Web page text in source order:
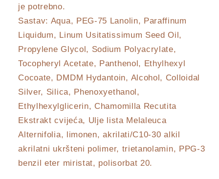
je potrebno.
Sastav: Aqua, PEG-75 Lanolin, Paraffinum
Liquidum, Linum Usitatissimum Seed Oil,
Propylene Glycol, Sodium Polyacrylate,
Tocopheryl Acetate, Panthenol, Ethylhexyl
Cocoate, DMDM Hydantoin, Alcohol, Colloidal
Silver, Silica, Phenoxyethanol,
Ethylhexylglicerin, Chamomilla Recutita
Ekstrakt cvijeća, Ulje lista Melaleuca
Alternifolia, limonen, akrilati/C10-30 alkil
akrilatni ukršteni polimer, trietanolamin, PPG-3
benzil eter miristat, polisorbat 20.